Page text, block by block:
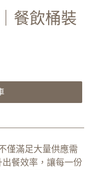
餐飲桶裝
僅滿足大量供應需
餐效率，讓每一份